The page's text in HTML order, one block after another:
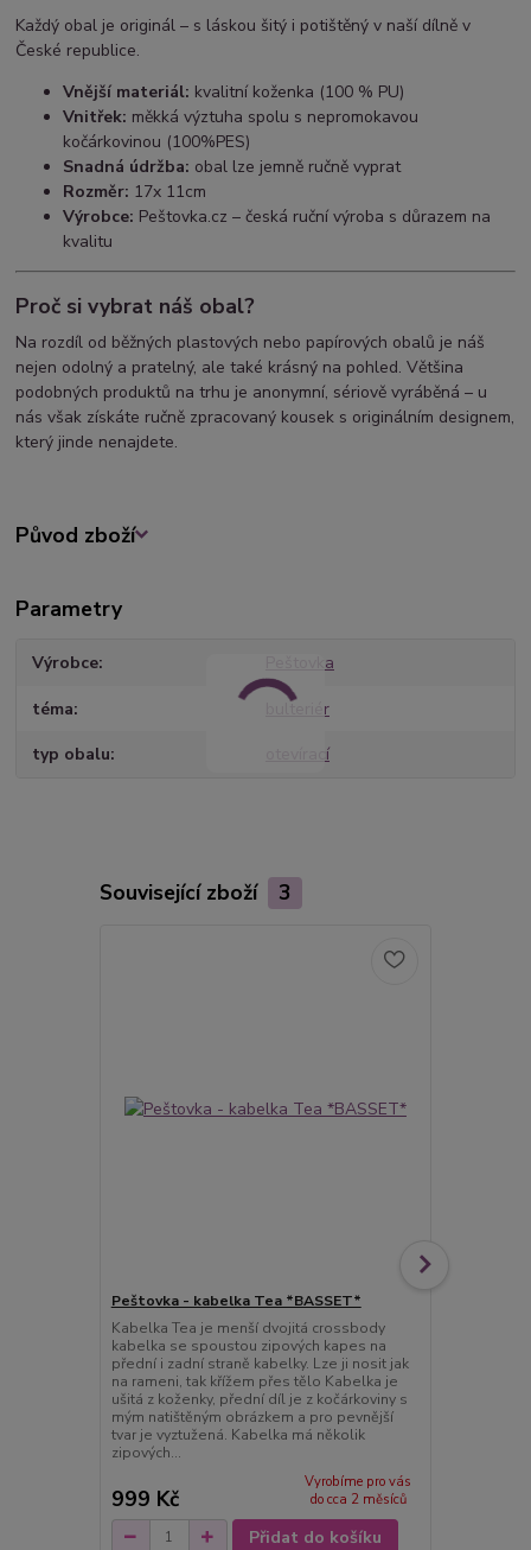
Každý obal je originál – s láskou šitý i potištěný v naší dílně v
České republice.
Vnější materiál: kvalitní koženka (100 % PU)
Vnitřek: měkká výztuha spolu s nepromokavou
kočárkovinou (100%PES)
Snadná údržba: obal lze jemně ručně vyprat
Rozměr: 17x 11cm
Výrobce: Peštovka.cz – česká ruční výroba s důrazem na
kvalitu
Proč si vybrat náš obal?
Na rozdíl od běžných plastových nebo papírových obalů je náš
nejen odolný a pratelný, ale také krásný na pohled. Většina
podobných produktů na trhu je anonymní, sériově vyráběná – u
nás však získáte ručně zpracovaný kousek s originálním designem,
který jinde nenajdete.
Původ zboží
Parametry
Výrobce Peštovka
téma bulteriér
typ obalu otevírací
Související zboží 3
Peštovka - kabelka Tea *BASSET*
Kabelka Tea je menší dvojitá crossbody
kabelka se spoustou zipových kapes na
přední i zadní straně kabelky. Lze ji nosit jak
na rameni, tak křížem přes tělo Kabelka je
ušitá z koženky, přední díl je z kočárkoviny s
mým natištěným obrázkem a pro pevnější
tvar je vyztužená. Kabelka má několik
zipových...
999 Kč
Vyrobíme pro vás
do cca 2 měsíců
Přidat do košíku